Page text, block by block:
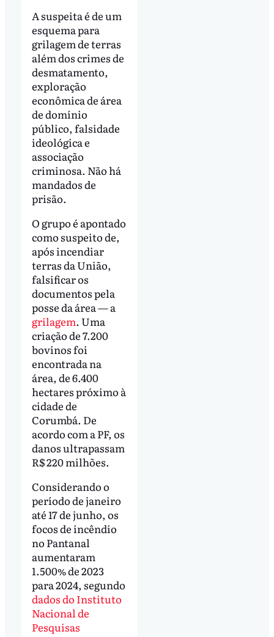
A suspeita é de um
esquema para
grilagem de terras
além dos crimes de
desmatamento,
exploração
econômica de área
de domínio
público, falsidade
ideológica e
associação
criminosa. Não há
mandados de
prisão.
O grupo é apontado
como suspeito de,
após incendiar
terras da União,
falsificar os
documentos pela
posse da área — a
grilagem. Uma
criação de 7.200
bovinos foi
encontrada na
área, de 6.400
hectares próximo à
cidade de
Corumbá. De
acordo com a PF, os
danos ultrapassam
R$ 220 milhões.
Considerando o
período de janeiro
até 17 de junho, os
focos de incêndio
no Pantanal
aumentaram
1.500% de 2023
para 2024, segundo
dados do Instituto
Nacional de
Pesquisas